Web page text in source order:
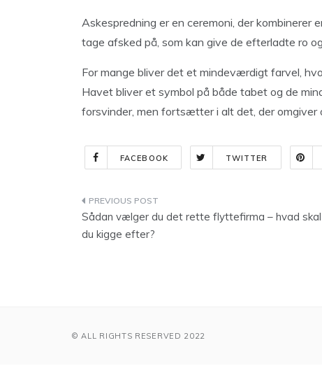
Askespredning er en ceremoni, der kombinerer
tage afsked på, som kan give de efterladte ro
For mange bliver det et mindeværdigt farvel,
Havet bliver et symbol på både tabet og de
forsvinder, men fortsætter i alt det, der omgiver
FACEBOOK TWITTER
Indlægsnavigation
Sådan vælger du det rette flyttefirma – hvad skal
du kigge efter?
© ALL RIGHTS RESERVED 2022